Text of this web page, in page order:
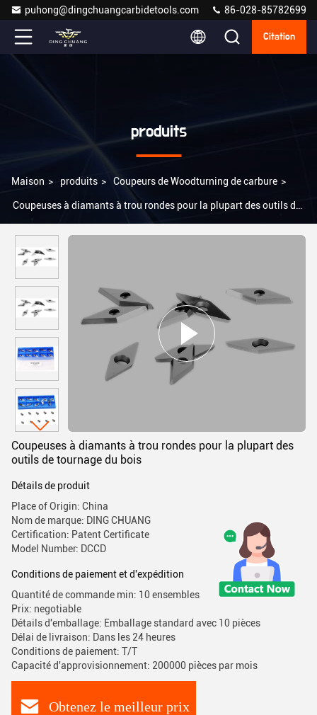
puhong@dingchuangcarbidetools.com 86-028-85782699
Citation
produits
Maison > produits > Coupeurs de Woodturning de carbure >
Coupeuses à diamants à trou rondes pour la plupart des outils de
Coupeuses à diamants à trou rondes pour la plupart des
outils de tournage du bois
Détails de produit
Place of Origin: China
Nom de marque: DING CHUANG
Certification: Patent Certificate
Model Number: DCCD
Conditions de paiement et d'expédition
Quantité de commande min: 10 ensembles
Prix: negotiable
Détails d'emballage: Emballage standard avec 10 pièces
Délai de livraison: Dans les 24 heures
Conditions de paiement: T/T
Capacité d'approvisionnement: 200000 pièces par mois
Obtenez le meilleur prix